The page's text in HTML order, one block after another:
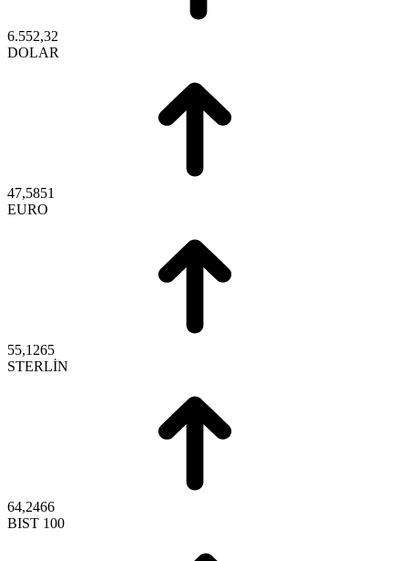
6.552,32
DOLAR
47,5851
EURO
55,1265
STERLİN
64,2466
BIST 100